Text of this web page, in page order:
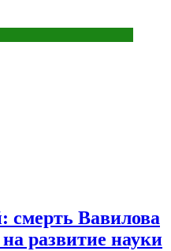
смерть Вавилова
развитие науки